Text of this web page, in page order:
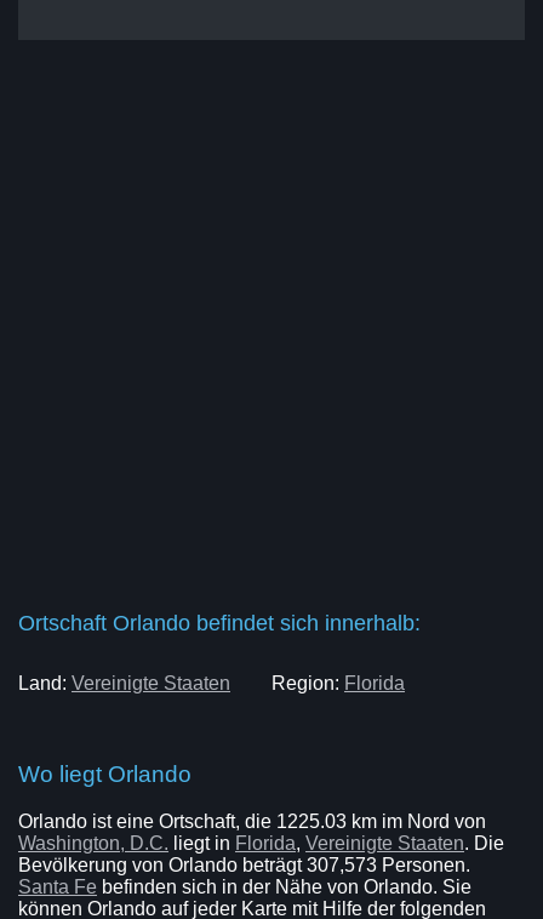
Ortschaft Orlando befindet sich innerhalb:
Land: Vereinigte Staaten Region: Florida
Wo liegt Orlando
Orlando ist eine Ortschaft, die 1225.03 km im Nord von
Washington, D.C. liegt in Florida, Vereinigte Staaten. Die
Bevölkerung von Orlando beträgt 307,573 Personen.
Santa Fe befinden sich in der Nähe von Orlando. Sie
können Orlando auf jeder Karte mit Hilfe der folgenden